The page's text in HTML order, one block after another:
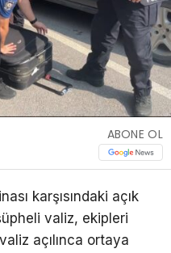
ABONE OL
karşısındaki açık
valiz, ekipleri
açılınca ortaya